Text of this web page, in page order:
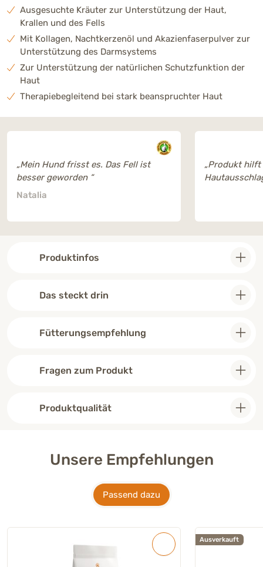
Ausgesuchte Kräuter zur Unterstützung der Haut,
Krallen und des Fells
Mit Kollagen, Nachtkerzenöl und Akazienfaserpulver zur
Unterstützung des Darmsystems
Zur Unterstützung der natürlichen Schutzfunktion der
Haut
Therapiebegleitend bei stark beanspruchter Haut
„Mein Hund frisst es. Das Fell ist
besser geworden “
Natalia
„Produkt
Produktinfos
Das steckt drin
Fütterungsempfehlung
Fragen zum Produkt
Produktqualität
Unsere Empfehlungen
Passend dazu
Ausverkauft